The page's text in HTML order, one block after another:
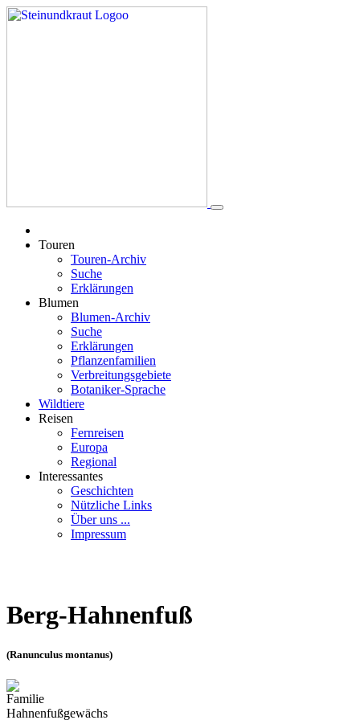
Touren
Touren-Archiv
Suche
Erklärungen
Blumen
Blumen-Archiv
Suche
Erklärungen
Pflanzenfamilien
Verbreitungsgebiete
Botaniker-Sprache
Wildtiere
Reisen
Fernreisen
Europa
Regional
Interessantes
Geschichten
Nützliche Links
Über uns ...
Impressum
Berg-Hahnenfuß
(Ranunculus montanus)
Familie
Hahnenfußgewächs